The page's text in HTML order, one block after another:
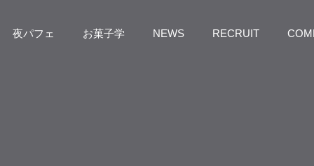
夜パフェ お菓子学 NEWS RECRUIT